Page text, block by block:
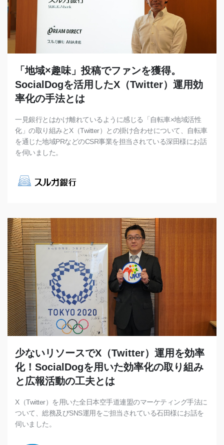
「地域×趣味」投稿でファンを獲得。
SocialDogを活用したX（Twitter）運用効
率化の手法とは
一見銀行とはかけ離れているように感じる「自転車×地域活性
化」の取り組みとX（Twitter）との掛け合わせについて、自転車
を通じた地域PRなどのCSR事業を担当されている深田様にお話
を伺いました。
少ないリソースでX（Twitter）運用を効率
化！SocialDogを用いた効率化の取り組み
と広報活動の工夫とは
X（Twitter）を用いた全日本空手道連盟のマーケティング手法に
ついて、総務及びSNS運用をご担当されている石田様にお話を
伺いました。